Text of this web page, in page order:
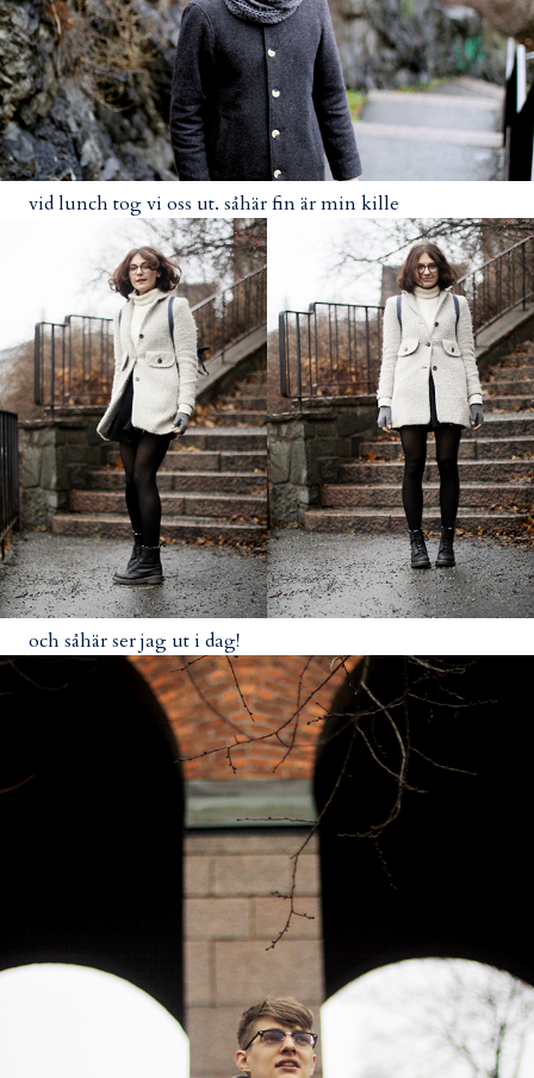
vid lunch tog vi oss ut. såhär fin är min kille
och såhär ser jag ut i dag!